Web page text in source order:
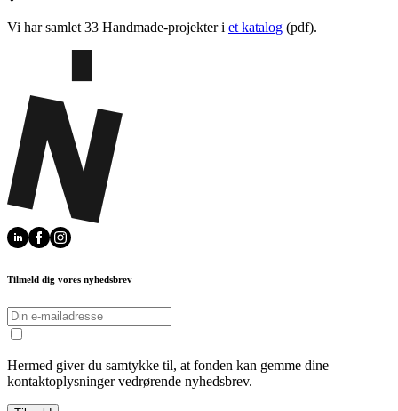
Vi har samlet 33 Handmade-projekter i et katalog (pdf).
Tilmeld dig vores nyhedsbrev
Hermed giver du samtykke til, at fonden kan gemme dine
kontaktoplysninger vedrørende nyhedsbrev.